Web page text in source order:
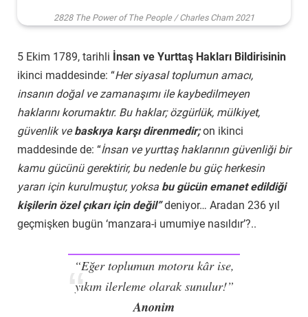
2828 The Power of The People / Charles Cham 2021
5 Ekim 1789, tarihli İnsan ve Yurttaş Hakları Bildirisinin
ikinci maddesinde: “Her siyasal toplumun amacı,
insanın doğal ve zamanaşımı ile kaybedilmeyen
haklarını korumaktır. Bu haklar; özgürlük, mülkiyet,
güvenlik vebaskıya karşı direnmedir;on ikinci
maddesinde de: “İnsan ve yurttaş haklarının güvenliği bir
kamu gücünü gerektirir, bu nedenle bu güç herkesin
yararı için kurulmuştur, yoksa bu gücün emanet edildiği
kişilerin özel çıkarı için değil”deniyor… Aradan 236 yıl
geçmişken bugün ‘manzara-i umumiye nasıldır’?..
“Eğer toplumun motoru kâr ise,
yıkım ilerleme olarak sunulur!”
Anonim